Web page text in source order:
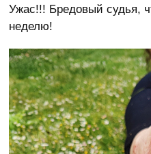
Ужас!!! Бредовый судья,
неделю!